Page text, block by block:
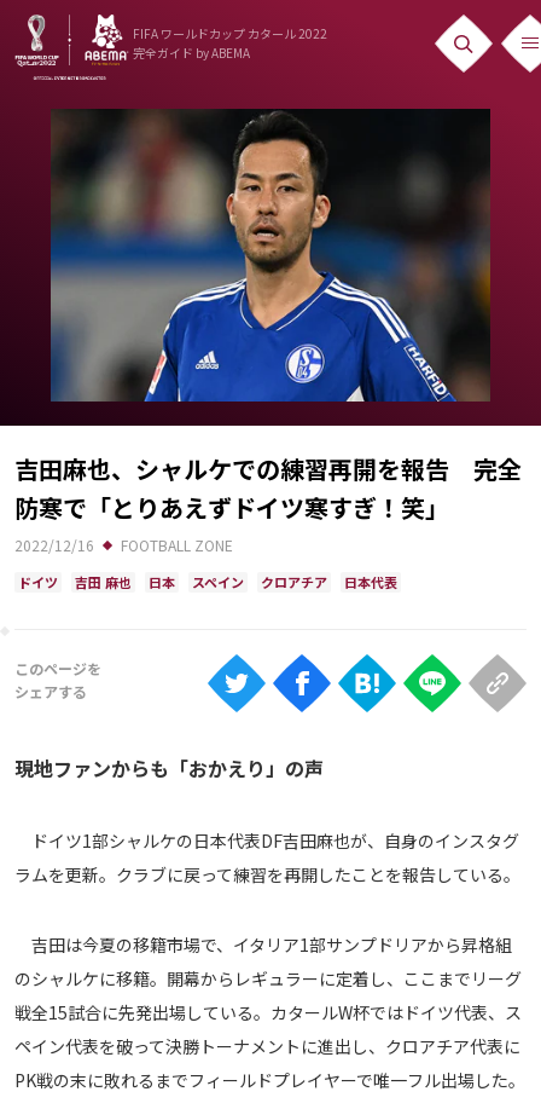
FIFA ワールドカップ カタール 2022
完全ガイド by ABEMA
ニュース
News
出場国
Teams
日本代表
Team Japan
日程・結果
Schedule
ランキング
Ranking
ABEMAの視聴について
Android
Web
TV
吉田麻也、シャルケでの練習再開を報告 完全
防寒で「とりあえずドイツ寒すぎ！笑」
2022/12/16 FOOTBALL ZONE
ドイツ 吉田 麻也 日本 スペイン クロアチア 日本代表
現地ファンからも「おかえり」の声
ドイツ1部シャルケの日本代表DF吉田麻也が、自身のインスタグ
ラムを更新。クラブに戻って練習を再開したことを報告している。
吉田は今夏の移籍市場で、イタリア1部サンプドリアから昇格組
のシャルケに移籍。開幕からレギュラーに定着し、ここまでリーグ
戦全15試合に先発出場している。カタールW杯ではドイツ代表、ス
ペイン代表を破って決勝トーナメントに進出し、クロアチア代表に
PK戦の末に敗れるまでフィールドプレイヤーで唯一フル出場した。